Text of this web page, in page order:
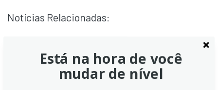
Notícias Relacionadas:
Está na hora de você
mudar de nível